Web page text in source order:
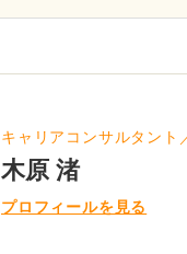
キャリアコンサルタント
木原 渚
プロフィールを見る